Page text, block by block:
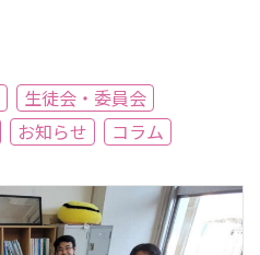
生徒会・委員会
お知らせ コラム